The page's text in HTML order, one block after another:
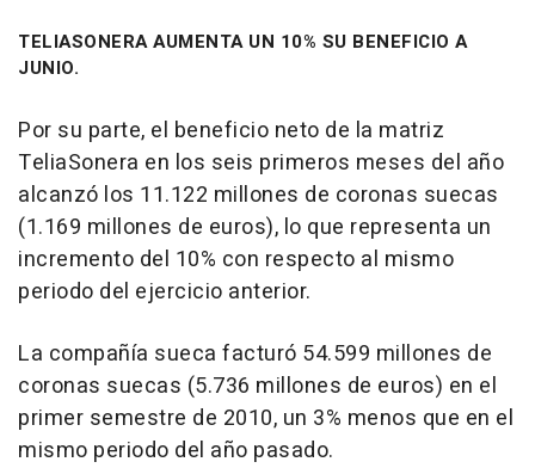
TELIASONERA AUMENTA UN 10% SU BENEFICIO A
JUNIO.
Por su parte, el beneficio neto de la matriz
TeliaSonera en los seis primeros meses del año
alcanzó los 11.122 millones de coronas suecas
(1.169 millones de euros), lo que representa un
incremento del 10% con respecto al mismo
periodo del ejercicio anterior.
La compañía sueca facturó 54.599 millones de
coronas suecas (5.736 millones de euros) en el
primer semestre de 2010, un 3% menos que en el
mismo periodo del año pasado.